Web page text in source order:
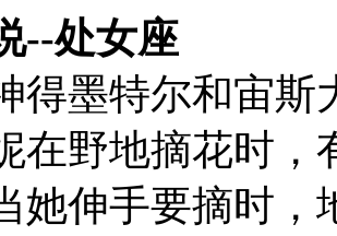
--处女座
得墨特尔和宙斯
在野地摘花时，
她伸手要摘时，